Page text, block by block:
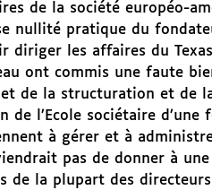
de la société européo-
nullité pratique du
diriger les affaires du
ont commis une faute
de la structuration et de
de l’Ecole sociétaire
à gérer et à
pas de donner à
de la plupart des